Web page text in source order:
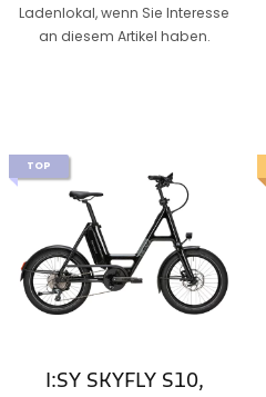
Ladenlokal, wenn Sie Interesse
an diesem Artikel haben.
TOP
I:SY SKYFLY S10,